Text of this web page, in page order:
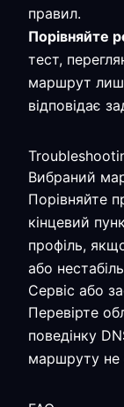
правил.
Порівняйте
тест,
маршрут
відповідає
Вибраний
Порівняйте
кінцевий
профіль,
або
Сервіс або
Перевірте
поведінку
маршруту не